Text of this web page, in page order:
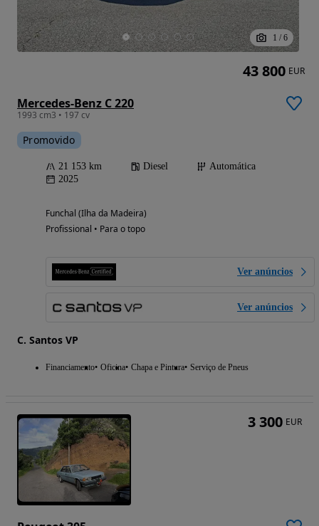
1 / 6
Mercedes-Benz C 220
1993 cm3 • 197 cv
Promovido
21 153 km Diesel
Automática
2025
Funchal (Ilha da Madeira)
Profissional • Para o topo
Ver anúncios
Ver anúncios
C. Santos VP
Financiamento Oficina Chapa e Pintura Serviço de Pneus
43 800 EUR
3 300 EUR